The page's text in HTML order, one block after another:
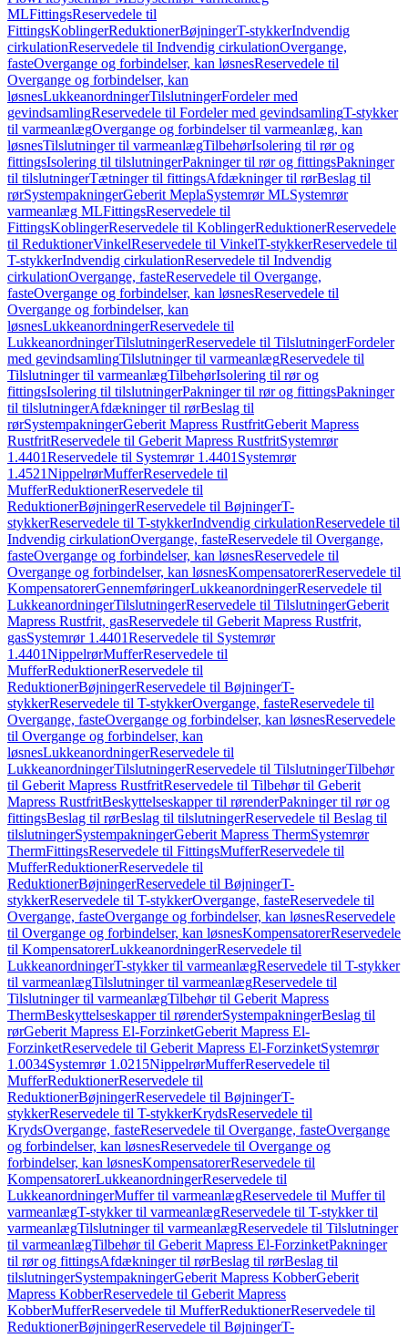
MLFittingsReservedele til
FittingsKoblingerReduktionerBøjningerT-stykkerIndvendig
cirkulationReservedele til Indvendig cirkulationOvergange,
fasteOvergange og forbindelser, kan løsnesReservedele til
Overgange og forbindelser, kan
løsnesLukkeanordningerTilslutningerFordeler med
gevindsamlingReservedele til Fordeler med gevindsamlingT-stykker
til varmeanlægOvergange og forbindelser til varmeanlæg, kan
løsnesTilslutninger til varmeanlægTilbehørIsolering til rør og
fittingsIsolering til tilslutningerPakninger til rør og fittingsPakninger
til tilslutningerTætninger til fittingsAfdækninger til rørBeslag til
rørSystempakningerGeberit MeplaSystemrør MLSystemrør
varmeanlæg MLFittingsReservedele til
FittingsKoblingerReservedele til KoblingerReduktionerReservedele
til ReduktionerVinkelReservedele til VinkelT-stykkerReservedele til
T-stykkerIndvendig cirkulationReservedele til Indvendig
cirkulationOvergange, fasteReservedele til Overgange,
fasteOvergange og forbindelser, kan løsnesReservedele til
Overgange og forbindelser, kan
løsnesLukkeanordningerReservedele til
LukkeanordningerTilslutningerReservedele til TilslutningerFordeler
med gevindsamlingTilslutninger til varmeanlægReservedele til
Tilslutninger til varmeanlægTilbehørIsolering til rør og
fittingsIsolering til tilslutningerPakninger til rør og fittingsPakninger
til tilslutningerAfdækninger til rørBeslag til
rørSystempakningerGeberit Mapress RustfritGeberit Mapress
RustfritReservedele til Geberit Mapress RustfritSystemrør
1.4401Reservedele til Systemrør 1.4401 Systemrør
1.4521NippelrørMufferReservedele til
MufferReduktionerReservedele til
ReduktionerBøjningerReservedele til BøjningerT-
stykkerReservedele til T-stykkerIndvendig cirkulationReservedele til
Indvendig cirkulationOvergange, fasteReservedele til Overgange,
fasteOvergange og forbindelser, kan løsnesReservedele til
Overgange og forbindelser, kan løsnesKompensatorerReservedele til
KompensatorerGennemføringerLukkeanordningerReservedele til
LukkeanordningerTilslutningerReservedele til TilslutningerGeberit
Mapress Rustfrit, gasReservedele til Geberit Mapress Rustfrit,
gasSystemrør 1.4401Reservedele til Systemrør
1.4401NippelrørMufferReservedele til
MufferReduktionerReservedele til
ReduktionerBøjningerReservedele til BøjningerT-
stykkerReservedele til T-stykkerOvergange, fasteReservedele til
Overgange, fasteOvergange og forbindelser, kan løsnesReservedele
til Overgange og forbindelser, kan
løsnesLukkeanordningerReservedele til
LukkeanordningerTilslutningerReservedele til TilslutningerTilbehør
til Geberit Mapress RustfritReservedele til Tilbehør til Geberit
Mapress RustfritBeskyttelseskapper til rørenderPakninger til rør og
fittingsBeslag til rørBeslag til tilslutningerReservedele til Beslag til
tilslutningerSystempakningerGeberit Mapress ThermSystemrør
ThermFittingsReservedele til FittingsMufferReservedele til
MufferReduktionerReservedele til
ReduktionerBøjningerReservedele til BøjningerT-
stykkerReservedele til T-stykkerOvergange, fasteReservedele til
Overgange, fasteOvergange og forbindelser, kan løsnesReservedele
til Overgange og forbindelser, kan løsnesKompensatorerReservedele
til KompensatorerLukkeanordningerReservedele til
LukkeanordningerT-stykker til varmeanlægReservedele til T-stykker
til varmeanlægTilslutninger til varmeanlægReservedele til
Tilslutninger til varmeanlægTilbehør til Geberit Mapress
ThermBeskyttelseskapper til rørenderSystempakningerBeslag til
rørGeberit Mapress El-ForzinketGeberit Mapress El-
ForzinketReservedele til Geberit Mapress El-ForzinketSystemrør
1.0034Systemrør 1.0215NippelrørMufferReservedele til
MufferReduktionerReservedele til
ReduktionerBøjningerReservedele til BøjningerT-
stykkerReservedele til T-stykkerKrydsReservedele til
KrydsOvergange, fasteReservedele til Overgange, fasteOvergange
og forbindelser, kan løsnesReservedele til Overgange og
forbindelser, kan løsnesKompensatorerReservedele til
KompensatorerLukkeanordningerReservedele til
LukkeanordningerMuffer til varmeanlægReservedele til Muffer til
varmeanlægT-stykker til varmeanlægReservedele til T-stykker til
varmeanlægTilslutninger til varmeanlægReservedele til Tilslutninger
til varmeanlægTilbehør til Geberit Mapress El-ForzinketPakninger
til rør og fittingsAfdækninger til rørBeslag til rørBeslag til
tilslutningerSystempakningerGeberit Mapress KobberGeberit
Mapress KobberReservedele til Geberit Mapress
KobberMufferReservedele til MufferReduktionerReservedele til
ReduktionerBøjningerReservedele til BøjningerT-